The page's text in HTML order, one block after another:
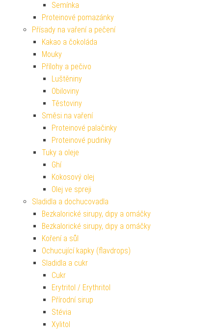
Semínka
Proteinové pomazánky
Přísady na vaření a pečení
Kakao a čokoláda
Mouky
Přílohy a pečivo
Luštěniny
Obiloviny
Těstoviny
Směsi na vaření
Proteinové palačinky
Proteinové pudinky
Tuky a oleje
Ghí
Kokosový olej
Olej ve spreji
Sladidla a dochucovadla
Bezkalorické sirupy, dipy a omáčky
Bezkalorické sirupy, dipy a omáčky
Koření a sůl
Ochucující kapky (flavdrops)
Sladidla a cukr
Cukr
Erytritol / Erythritol
Přírodní sirup
Stévia
Xylitol